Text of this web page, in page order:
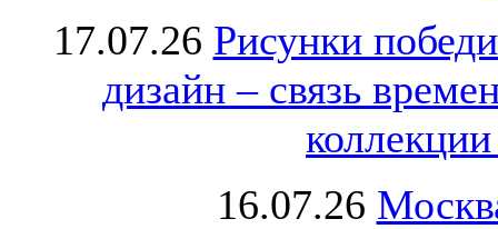
17.07.26 Рисунки
дизайн – связь
16.07.26